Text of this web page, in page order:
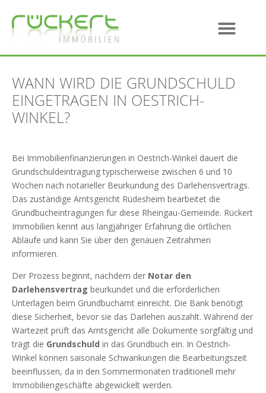
WANN WIRD DIE GRUNDSCHULD
EINGETRAGEN IN OESTRICH-
WINKEL?
Bei Immobilienfinanzierungen in Oestrich-Winkel dauert die
Grundschuldeintragung typischerweise zwischen 6 und 10
Wochen nach notarieller Beurkundung des Darlehensvertrags.
Das zuständige Amtsgericht Rüdesheim bearbeitet die
Grundbucheintragungen für diese Rheingau-Gemeinde. Rückert
Immobilien kennt aus langjähriger Erfahrung die örtlichen
Abläufe und kann Sie über den genauen Zeitrahmen
informieren.
Der Prozess beginnt, nachdem der Notar den
Darlehensvertrag beurkundet und die erforderlichen
Unterlagen beim Grundbuchamt einreicht. Die Bank benötigt
diese Sicherheit, bevor sie das Darlehen auszahlt. Während der
Wartezeit prüft das Amtsgericht alle Dokumente sorgfältig und
trägt die Grundschuld in das Grundbuch ein. In Oestrich-
Winkel können saisonale Schwankungen die Bearbeitungszeit
beeinflussen, da in den Sommermonaten traditionell mehr
Immobiliengeschäfte abgewickelt werden.